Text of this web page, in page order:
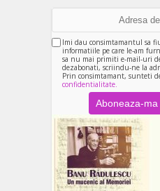
Imi dau consimtamantul sa
informatiile pe care le-am
sa nu mai primiti e-mail-uri
dezabonati, scriindu-ne la
Prin consimtamant, sunteti
confidentialitate.